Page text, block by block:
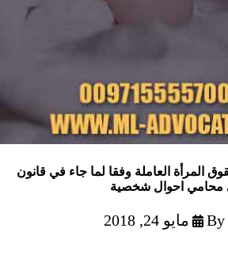
المرأة العاملة وفقا لما جاء في قانون
محامي احوال شخصية
By مايو 24, 2018